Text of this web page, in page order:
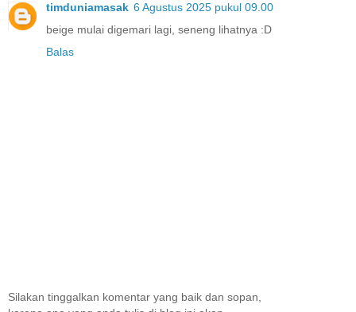
timduniamasak 6 Agustus 2025 pukul 09.00
beige mulai digemari lagi, seneng lihatnya :D
Balas
Silakan tinggalkan komentar yang baik dan sopan,